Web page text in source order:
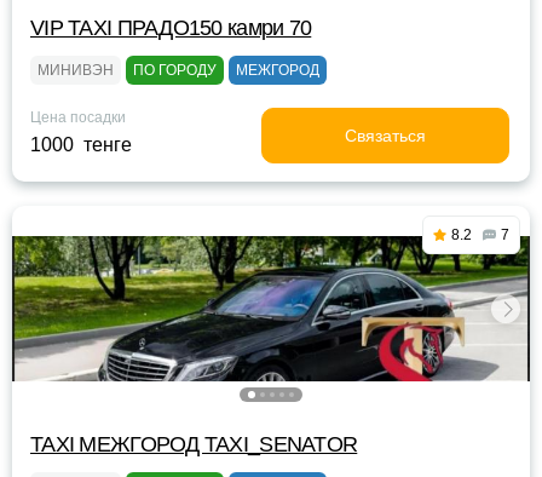
VIP TAXI ПРАДО150 камри 70
МИНИВЭН ПО ГОРОДУ МЕЖГОРОД
Цена посадки
1000 тенге Связаться
8.2 7
TAXI МЕЖГОРОД TAXI_SENATOR